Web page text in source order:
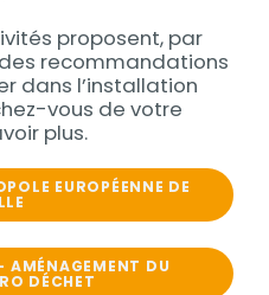
proposent, par
recommandations
dans l’installation
vous de votre
plus.
EUROPÉENNE DE
AMÉNAGEMENT DU
DÉCHET